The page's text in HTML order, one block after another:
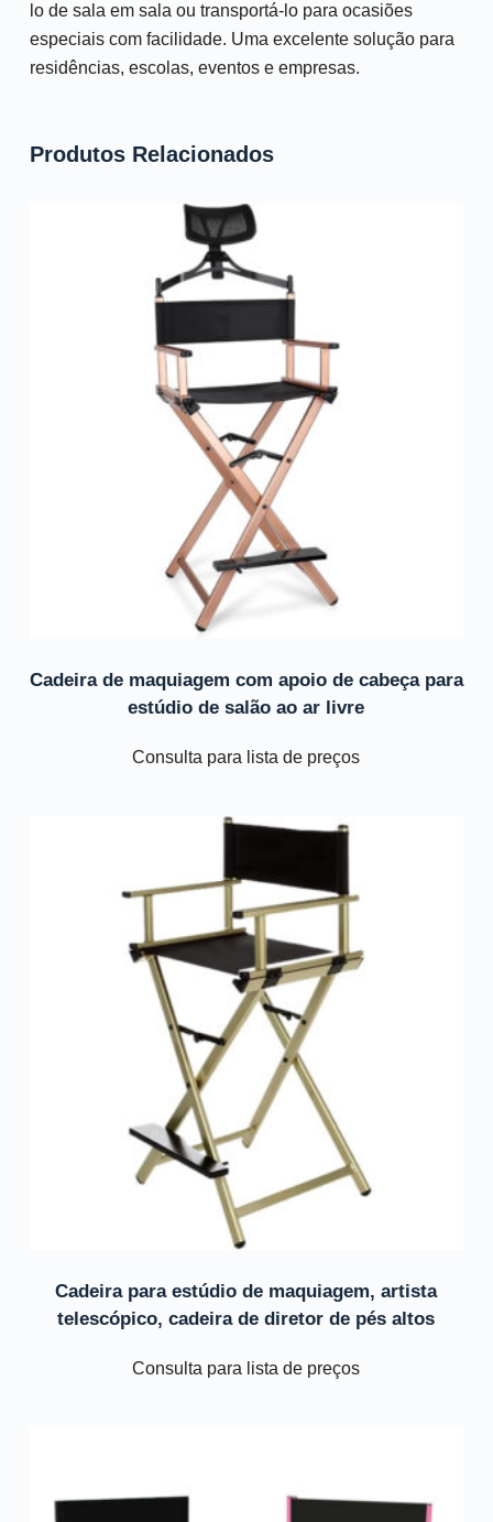
lo de sala em sala ou transportá-lo para ocasiões
especiais com facilidade. Uma excelente solução para
residências, escolas, eventos e empresas.
Produtos Relacionados
Cadeira de maquiagem com apoio de cabeça para
estúdio de salão ao ar livre
Consulta para lista de preços
Cadeira para estúdio de maquiagem, artista
telescópico, cadeira de diretor de pés altos
Consulta para lista de preços